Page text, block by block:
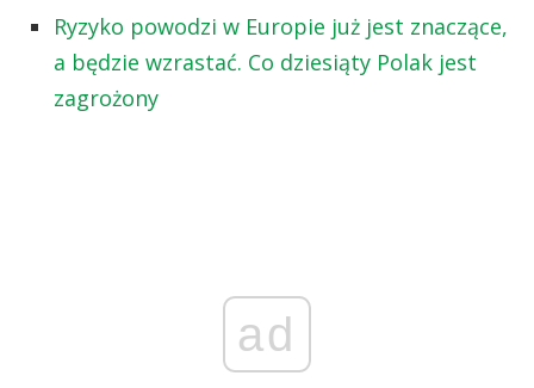
Ryzyko powodzi w Europie już jest znaczące,
a będzie wzrastać. Co dziesiąty Polak jest
zagrożony
ad